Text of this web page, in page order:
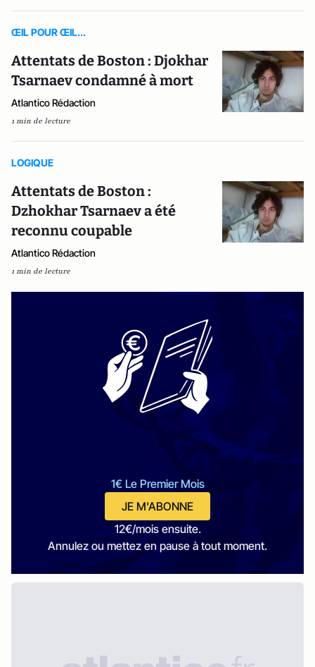
ŒIL POUR ŒIL...
Attentats de Boston : Djokhar
Tsarnaev condamné à mort
Atlantico Rédaction
1 min de lecture
LOGIQUE
Attentats de Boston :
Dzhokhar Tsarnaev a été
reconnu coupable
Atlantico Rédaction
1 min de lecture
1€ Le Premier Mois
JE M'ABONNE
12€/mois ensuite.
Annulez ou mettez en pause à tout moment.